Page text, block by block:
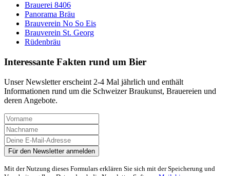
Brauerei 8406
Panorama Bräu
Brauverein No So Eis
Brauverein St. Georg
Rüdenbräu
Interessante Fakten rund um Bier
Unser Newsletter erscheint 2-4 Mal jährlich und enthält
Informationen rund um die Schweizer Braukunst, Brauereien und
deren Angebote.
Mit der Nutzung dieses Formulars erklären Sie sich mit der Speicherung und